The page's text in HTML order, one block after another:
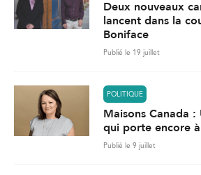
Deux nouveaux
lancent dans la
Boniface
Publié le 19 juillet
POLITIQUE
Maisons Canada
qui porte encore
Publié le 9 juillet